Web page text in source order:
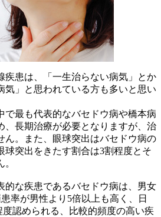
疾患は、「一生治らない病気」とか
気」と思われている方も多いと思い
で最も代表的なバセドウ病や橋本病
、長期治療が必要となりますが、治
ん。また、眼球突出はバセドウ病の
球突出をきたす割合は3割程度とそ
的な疾患であるバセドウ病は、男女
率が男性より5倍以上も高く、日
度認められる、比較的頻度の高い疾